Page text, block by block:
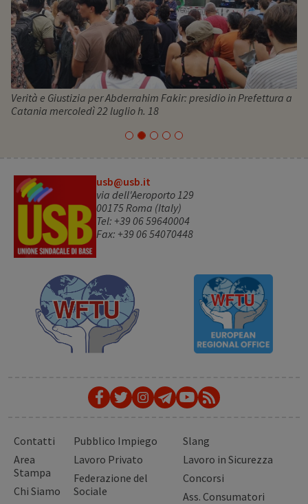
Verità e Giustizia per Abderrahim Fakir: presidio in Prefettura a
Catania mercoledì 22 luglio h. 18
usb@usb.it
via dell'Aeroporto 129
00175 Roma (Italy)
Tel: +39 06 59640004
Fax: +39 06 54070448
Contatti
Area
Stampa
Chi Siamo
Pubblico Impiego
Lavoro Privato
Federazione del
Sociale
Slang
Lavoro in Sicurezza
Concorsi
Ass. Consumatori